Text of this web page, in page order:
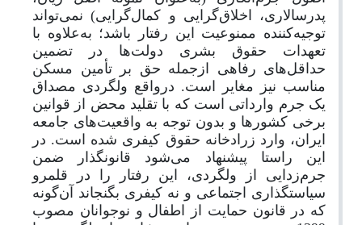
پدرسالاری، اخلاق‌گرایی و کمال‌گرایی) نمی‌تواند
توجیه‌کننده ممنوعیت این رفتار باشد؛ بهعلاوه با
تعهدات حقوق بشری دولت‌ها در تضمین
حداقل‌های رفاهی ازجمله حق بر تأمین مسکن
مناسب نیز مغایر است. درواقع ولگردی مصداق
یک جرم وارداتی است که با تقلید محض از قوانین
برخی کشورها و بدون توجه به واقعیت‌های جامعه
ایران، وارد زرادخانه حقوق کیفری شده است. در
این راستا پیشنهاد می‌شود قانونگذار ضمن
جرم‌زدایی از ولگردی، این رفتار را در قلمرو
سیاستگذاری اجتماعی و نه کیفری بگنجاند آن‌گونه
که در قانون حمایت از اطفال و نوجوانان مصوب